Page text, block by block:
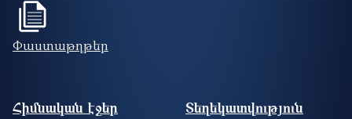
Փաստաթղթեր
Footer site information
Հիմնական էջեր Տեղեկատվություն